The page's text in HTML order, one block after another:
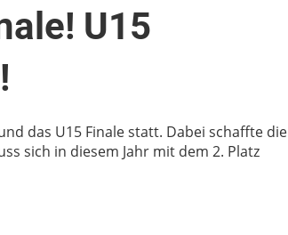
U15
das U15 Finale statt. Dabei schaffte die
sich in diesem Jahr mit dem 2. Platz